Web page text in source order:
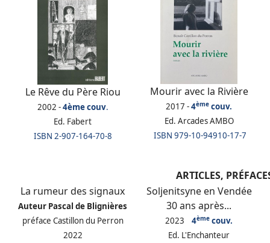
Le Rêve du Père Riou
2002 -4ème couv.
Ed. Fabert
ISBN 2-907-164-70-8
Mourir avec la Rivière
2017 -4ème couv.
Ed. Arcades AMBO
ISBN 979-10-94910-17-7
ARTICLES,
La rumeur des signaux
Auteur Pascal de Blignières
préface Castillon du Perron
2022
Soljenitsyne en Vendée
30 ans après...
2023 4ème couv.
Ed. L'Enchanteur